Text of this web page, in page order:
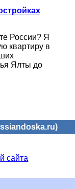
России? Я
квартиру в
Ялты до
сайта